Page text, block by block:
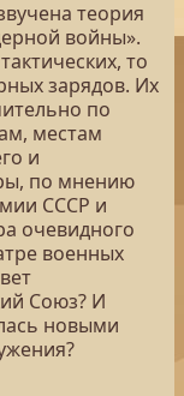
теория
войны».
то
зарядов. Их
по
местам
и
по мнению
СССР и
очевидного
военных
Союз? И
новыми